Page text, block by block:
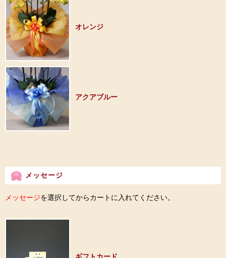
オレンジ
アクアブルー
メッセージ
メッセージを選択してからカートに入れてください。